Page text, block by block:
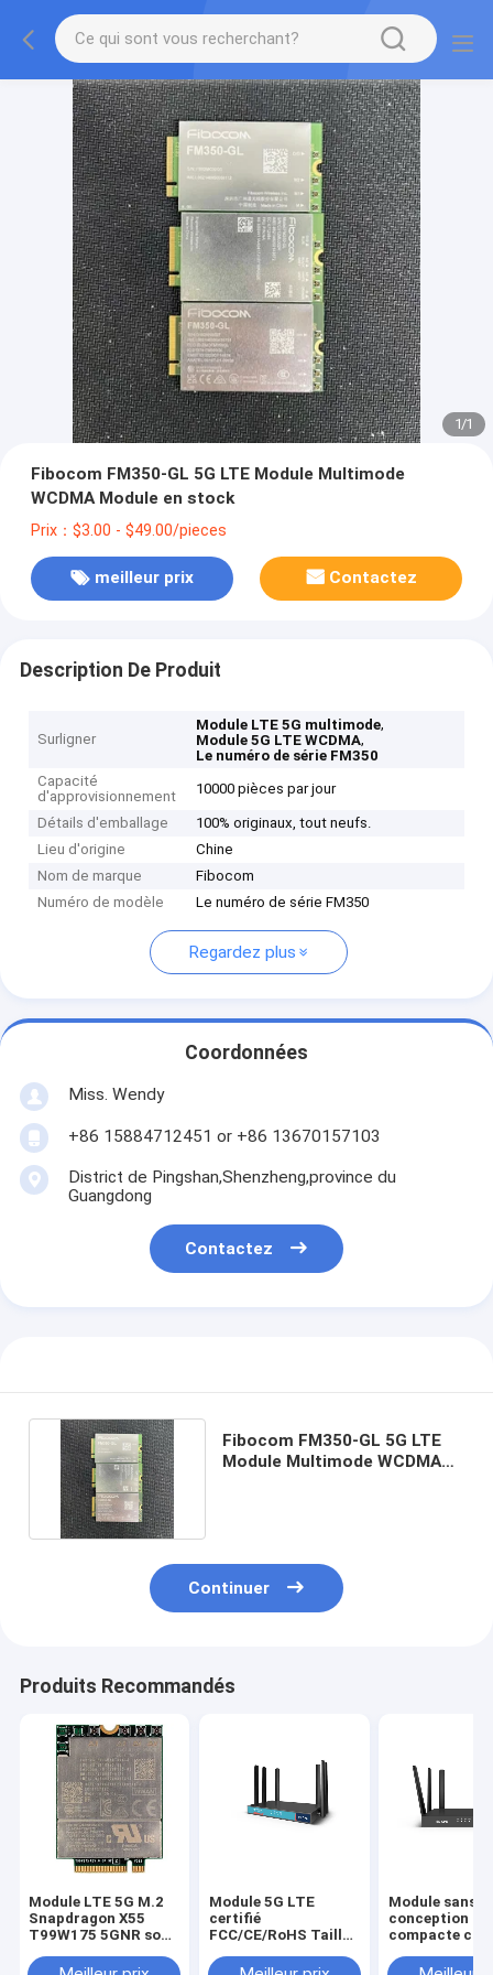
1/1
Fibocom FM350-GL 5G LTE Module Multimode
WCDMA Module en stock
Prix：$3.00 - $49.00/pieces
meilleur prix Contactez
Description De Produit
Surligner
Module LTE 5G multimode,
Module 5G LTE WCDMA,
Le numéro de série FM350
Capacité
d'approvisionnement
10000 pièces par jour
Détails d'emballage
100% originaux, tout neufs.
Lieu d'origine
Chine
Nom de marque
Fibocom
Numéro de modèle
Le numéro de série FM350
Regardez plus
Coordonnées
Miss. Wendy
+86 15884712451 or +86 13670157103
District de Pingshan,Shenzheng,province du
Guangdong
Contactez
Fibocom FM350-GL 5G LTE
Module Multimode WCDMA
Continuer
Produits Recommandés
Module LTE 5G M.2
Snapdragon X55
T99W175 5GNR sous
Module 5G LTE
certifié
FCC/CE/RoHS Taille
antenne externe
Module sans
conception
compacte
2.0/UART